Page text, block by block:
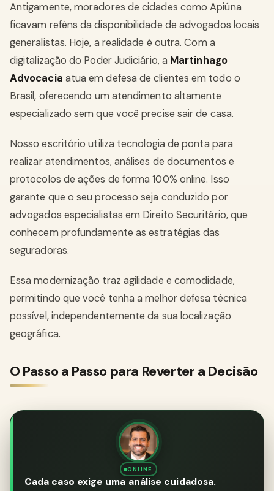
Antigamente, moradores de cidades como Apiúna
ficavam reféns da disponibilidade de advogados locais
generalistas. Hoje, a realidade é outra. Com a
digitalização do Poder Judiciário, a Martinhago
Advocacia atua em defesa de clientes em todo o
Brasil, oferecendo um atendimento altamente
especializado sem que você precise sair de casa.
Nosso escritório utiliza tecnologia de ponta para
realizar atendimentos, análises de documentos e
protocolos de ações de forma 100% online. Isso
garante que o seu processo seja conduzido por
advogados especialistas em Direito Securitário, que
conhecem profundamente as estratégias das
seguradoras.
Essa modernização traz agilidade e comodidade,
permitindo que você tenha a melhor defesa técnica
possível, independentemente da sua localização
geográfica.
O Passo a Passo para Reverter a Decisão
ONLINE
Cada caso exige uma análise cuidadosa.